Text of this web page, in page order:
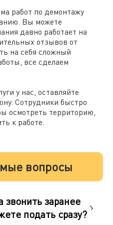
работ по демонтажу
Вы можете
давно работает на
отзывов от
на себя сложный
все сделаем
у нас, оставляйте
Сотрудники быстро
осмотреть территорию,
к работе.
вопросы
звонить заранее
подать сразу?